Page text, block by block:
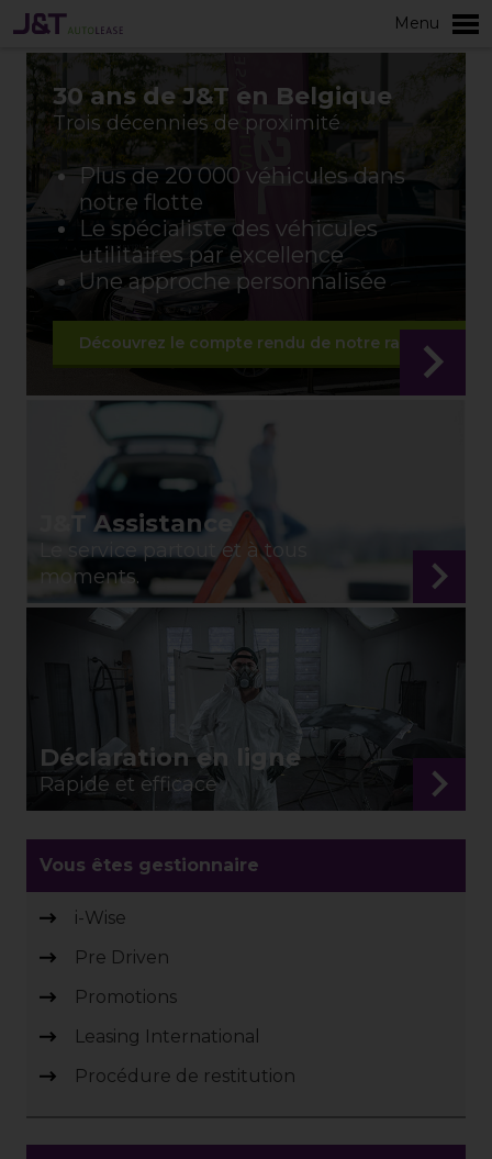
Menu
30 ans de J&T en Belgique
Trois décennies de proximité
Plus de 20 000 véhicules dans
notre flotte
Le spécialiste des véhicules
utilitaires par excellence
Une approche personnalisée
Découvrez le compte rendu de notre rallye
J&T Assistance
Le service partout et à tous
moments.
Déclaration en ligne
Rapide et efficace
Vous êtes gestionnaire
i-Wise
Pre Driven
Promotions
Leasing International
Procédure de restitution